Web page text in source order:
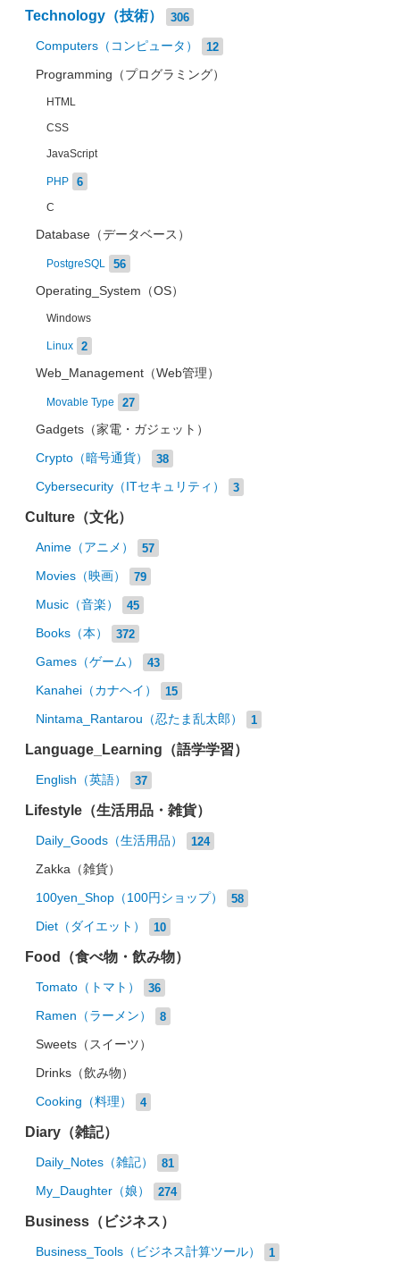
Technology（技術） 306
Computers（コンピュータ） 12
Programming（プログラミング）
HTML
CSS
JavaScript
PHP 6
C
Database（データベース）
PostgreSQL 56
Operating_System（OS）
Windows
Linux 2
Web_Management（Web管理）
Movable Type 27
Gadgets（家電・ガジェット）
Crypto（暗号通貨） 38
Cybersecurity（ITセキュリティ） 3
Culture（文化）
Anime（アニメ） 57
Movies（映画） 79
Music（音楽） 45
Books（本） 372
Games（ゲーム） 43
Kanahei（カナヘイ） 15
Nintama_Rantarou（忍たま乱太郎） 1
Language_Learning（語学学習）
English（英語） 37
Lifestyle（生活用品・雑貨）
Daily_Goods（生活用品） 124
Zakka（雑貨）
100yen_Shop（100円ショップ） 58
Diet（ダイエット） 10
Food（食べ物・飲み物）
Tomato（トマト） 36
Ramen（ラーメン） 8
Sweets（スイーツ）
Drinks（飲み物）
Cooking（料理） 4
Diary（雑記）
Daily_Notes（雑記） 81
My_Daughter（娘） 274
Business（ビジネス）
Business_Tools（ビジネス計算ツール） 1